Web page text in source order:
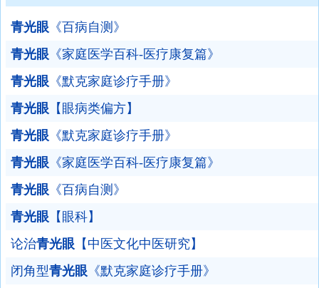
青光眼 《百病自测》
青光眼 《家庭医学百科-医疗康复篇》
青光眼 《默克家庭诊疗手册》
青光眼 【眼病类偏方】
青光眼 《默克家庭诊疗手册》
青光眼 《家庭医学百科-医疗康复篇》
青光眼 《百病自测》
青光眼 【眼科】
论治青光眼 【中医文化中医研究】
闭角型青光眼 《默克家庭诊疗手册》